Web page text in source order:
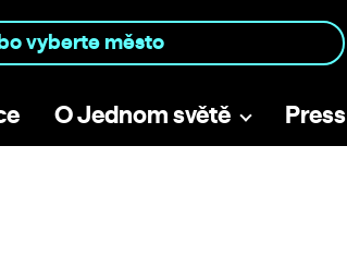
O Jednom světě Press